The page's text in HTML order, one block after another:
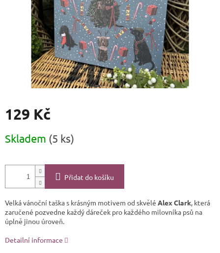
129 Kč
cena:
Skladem (5 ks)
Přidat do košíku
Velká vánoční taška s krásným motivem od skvělé Alex Clark, která
zaručené pozvedne každý dáreček pro každého milovníka psů na
úplně jinou úroveň.
Detailní informace